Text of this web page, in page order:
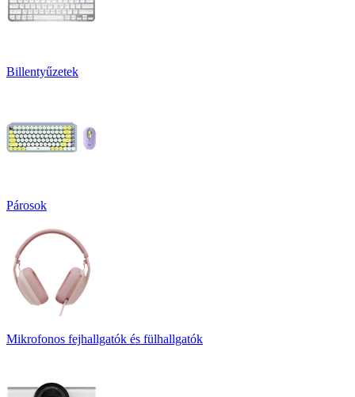
Billentyűzetek
Párosok
Mikrofonos fejhallgatók és fülhallgatók